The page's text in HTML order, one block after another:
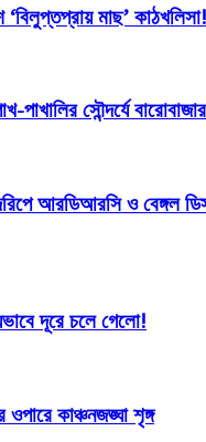
‘বিলুপ্তপ্রায় মাছ’ কাঠখলিসা!
পাখালির সৌন্দর্যে বারোবাজার
আরডিআরসি ও বেঙ্গল
দূরে চলে গেলো!
ওপারে কাঞ্চনজঙ্ঘা শৃঙ্গ